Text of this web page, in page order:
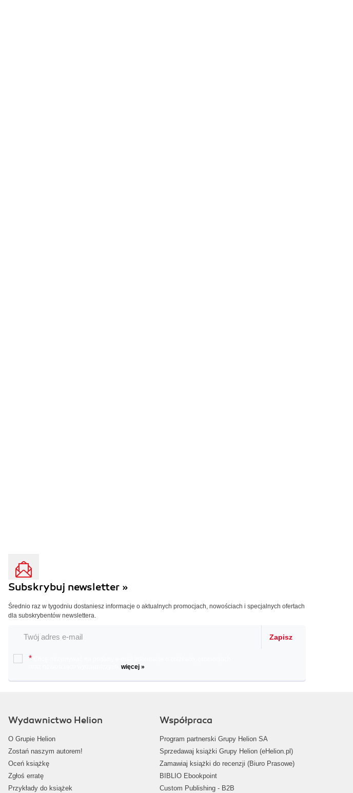
Subskrybuj newsletter »
Średnio raz w tygodniu dostaniesz informacje o aktualnych promocjach, nowościach i specjalnych ofertach
dla subskrybentów newslettera.
Zapisz
*
więcej »
Wydawnictwo Helion
O Grupie Helion
Zostań naszym autorem!
Oceń książkę
Zgłoś erratę
Przykłady do książek
Współpraca
Program partnerski Grupy Helion SA
Sprzedawaj książki Grupy Helion (eHelion.pl)
Zamawiaj książki do recenzji (Biuro Prasowe)
BIBLIO Ebookpoint
Custom Publishing - B2B